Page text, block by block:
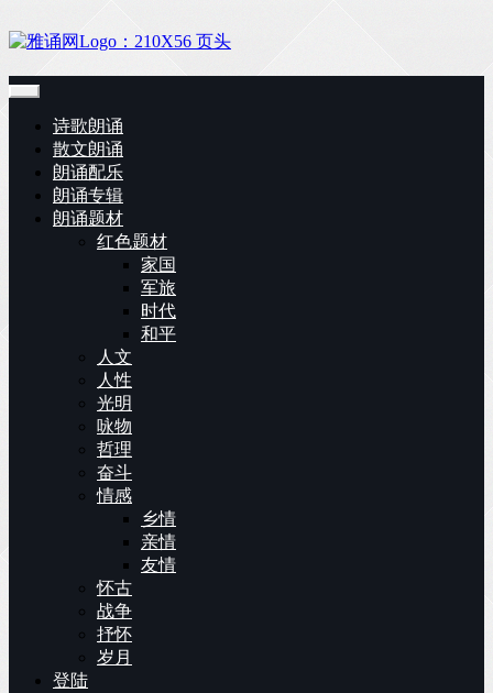
诗歌朗诵
散文朗诵
朗诵配乐
朗诵专辑
朗诵题材
红色题材
家国
军旅
时代
和平
人文
人性
光明
咏物
哲理
奋斗
情感
乡情
亲情
友情
怀古
战争
抒怀
岁月
登陆